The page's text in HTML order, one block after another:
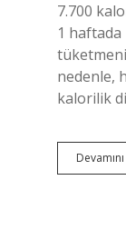
7.700
1 haftada
nedenle,
kalorilik